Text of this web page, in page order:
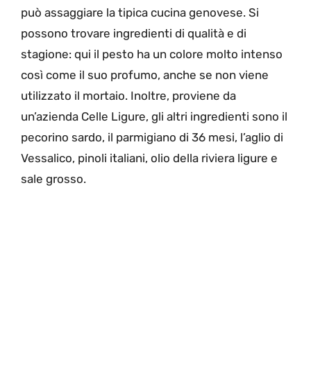
può assaggiare la tipica cucina genovese. Si
possono trovare ingredienti di qualità e di
stagione: qui il pesto ha un colore molto intenso
così come il suo profumo, anche se non viene
utilizzato il mortaio. Inoltre, proviene da
un’azienda Celle Ligure, gli altri ingredienti sono il
pecorino sardo, il parmigiano di 36 mesi, l’aglio di
Vessalico, pinoli italiani, olio della riviera ligure e
sale grosso.